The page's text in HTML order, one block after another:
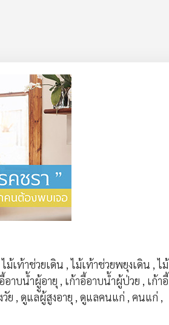
ไม้เท้าช่วยเดิน ,ไม้เท้าช่วยพยุงเดิน ,ไม้
อาบน้ำผูู้อายุ , เก้าอี้อาบน้ำผู้ป่วย , เก้าอี้
ย , ดูแลผู้สูงอายุ , ดูแลคนแก่ , คนแก่ ,